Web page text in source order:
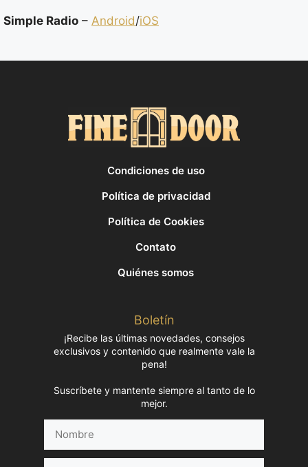
Simple Radio – Android/iOS
Condiciones de uso
Política de privacidad
Política de Cookies
Contato
Quiénes somos
Boletín
¡Recibe las últimas novedades, consejos
exclusivos y contenido que realmente vale la
pena!
Suscríbete y mantente siempre al tanto de lo
mejor.